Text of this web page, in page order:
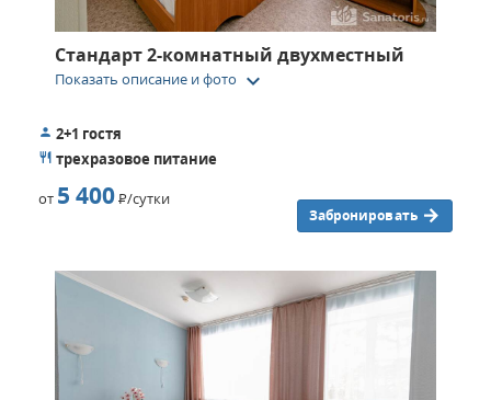
Стандарт 2-комнатный двухместный
Показать описание и фото keyboard_arrow_down
2+1 гостя
трехразовое питание
от 5 400Р/сутки
Забронировать